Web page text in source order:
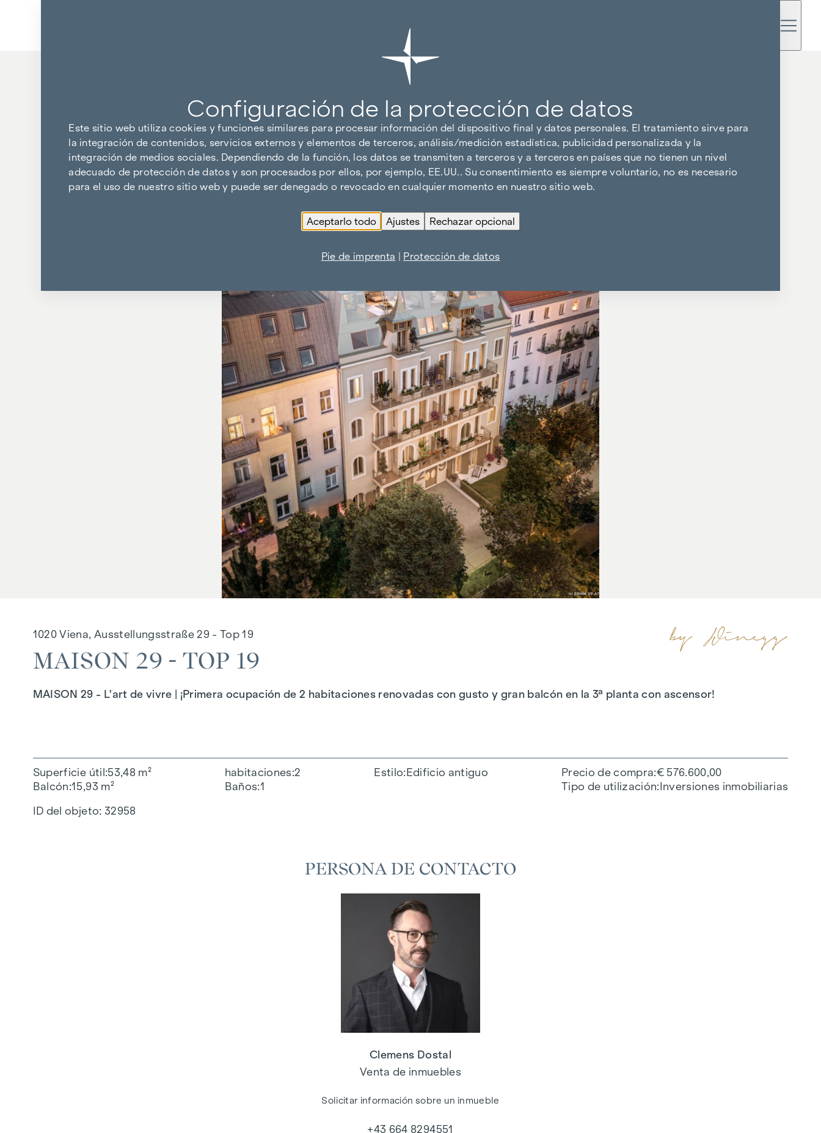
1020 Viena, Ausstellungsstraße 29 - Top 19
MAISON 29 - TOP 19
MAISON 29 - L'art de vivre | ¡Primera ocupación de 2 habitaciones renovadas con gusto y gran balcón en la 3ª planta con ascensor!
Superficie útil 53,48 m²
Balcón 15,93 m²
habitaciones 2
Baños 1
Estilo Edificio antiguo Precio de compra € 576.600,00
Tipo de utilización Inversiones inmobiliarias
ID del objeto: 32958
PERSONA DE CONTACTO
Clemens Dostal
Venta de inmuebles
Solicitar información sobre un inmueble
+43 664 8294551
Configuración de la protección de datos
Este sitio web utiliza cookies y funciones similares para procesar información del dispositivo final y datos personales. El tratamiento sirve para
la integración de contenidos, servicios externos y elementos de terceros, análisis/medición estadística, publicidad personalizada y la
integración de medios sociales. Dependiendo de la función, los datos se transmiten a terceros y a terceros en países que no tienen un nivel
adecuado de protección de datos y son procesados por ellos, por ejemplo, EE.UU.. Su consentimiento es siempre voluntario, no es necesario
para el uso de nuestro sitio web y puede ser denegado o revocado en cualquier momento en nuestro sitio web.
Aceptarlo todo Ajustes Rechazar opcional
Pie de imprenta | Protección de datos